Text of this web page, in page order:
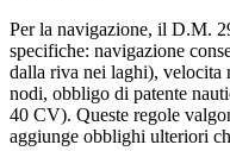
Per la navigazione, il D.M.
specifiche: navigazione
dalla riva nei laghi), velocita
nodi, obbligo di patente
40 CV). Queste regole
aggiunge obblighi ulteriori